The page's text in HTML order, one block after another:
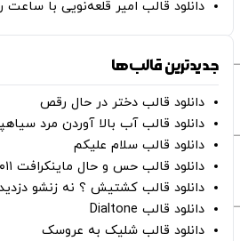
دانلود قالب امیر قلعه‌نویی با
جدیدترین قالب‌ها
دانلود قالب دختر در حال رقص
دانلود قالب آب بالا آوردن مرد
دانلود قالب سلام علیکم
دانلود قالب حس و حال ماینکرافت ۲۰۱۱
دانلود قالب کشتیش ؟ نه زنشو
دانلود قالب Dialtone
دانلود قالب شلیک به عروسک